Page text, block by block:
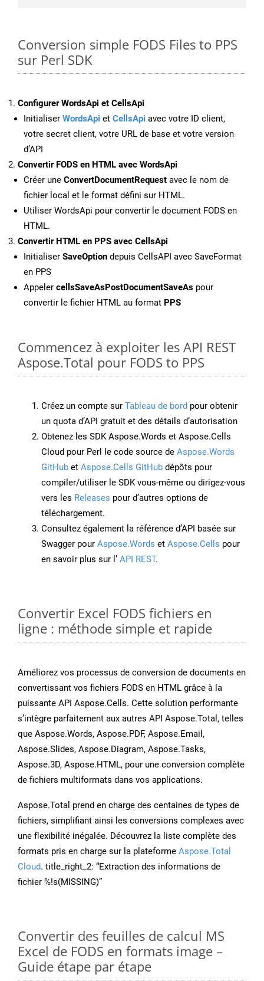
Conversion simple FODS Files to PPS
sur Perl SDK
Configurer WordsApi et CellsApi
Initialiser WordsApi et CellsApi avec votre ID client,
votre secret client, votre URL de base et votre version
d’API
Convertir FODS en HTML avec WordsApi
Créer une ConvertDocumentRequest avec le nom de
fichier local et le format défini sur HTML.
Utiliser WordsApi pour convertir le document FODS en
HTML.
Convertir HTML en PPS avec CellsApi
Initialiser SaveOption depuis CellsAPI avec SaveFormat
en PPS
Appeler cellsSaveAsPostDocumentSaveAs pour
convertir le fichier HTML au format PPS
Commencez à exploiter les API REST
Aspose.Total pour FODS to PPS
Créez un compte sur Tableau de bord pour obtenir
un quota d’API gratuit et des détails d’autorisation
Obtenez les SDK Aspose.Words et Aspose.Cells
Cloud pour Perl le code source de Aspose.Words
GitHub et Aspose.Cells GitHub dépôts pour
compiler/utiliser le SDK vous-même ou dirigez-vous
vers les Releases pour d’autres options de
téléchargement.
Consultez également la référence d’API basée sur
Swagger pour Aspose.Words et Aspose.Cells pour
en savoir plus sur l’ API REST.
Convertir Excel FODS fichiers en
ligne : méthode simple et rapide
Améliorez vos processus de conversion de documents en
convertissant vos fichiers FODS en HTML grâce à la
puissante API Aspose.Cells. Cette solution performante
s’intègre parfaitement aux autres API Aspose.Total, telles
que Aspose.Words, Aspose.PDF, Aspose.Email,
Aspose.Slides, Aspose.Diagram, Aspose.Tasks,
Aspose.3D, Aspose.HTML, pour une conversion complète
de fichiers multiformats dans vos applications.
Aspose.Total prend en charge des centaines de types de
fichiers, simplifiant ainsi les conversions complexes avec
une flexibilité inégalée. Découvrez la liste complète des
formats pris en charge sur la plateforme Aspose.Total
Cloud. title_right_2: “Extraction des informations de
fichier %!s(MISSING)”
Convertir des feuilles de calcul MS
Excel de FODS en formats image –
Guide étape par étape